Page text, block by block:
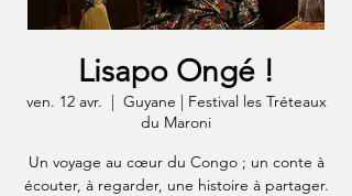
Lisapo Ongé !
ven. 12 avr.
  |
Guyane | Festival les Tréteaux
du Maroni
Un voyage au cœur du Congo ; un conte à
écouter, à regarder, une histoire à partager.